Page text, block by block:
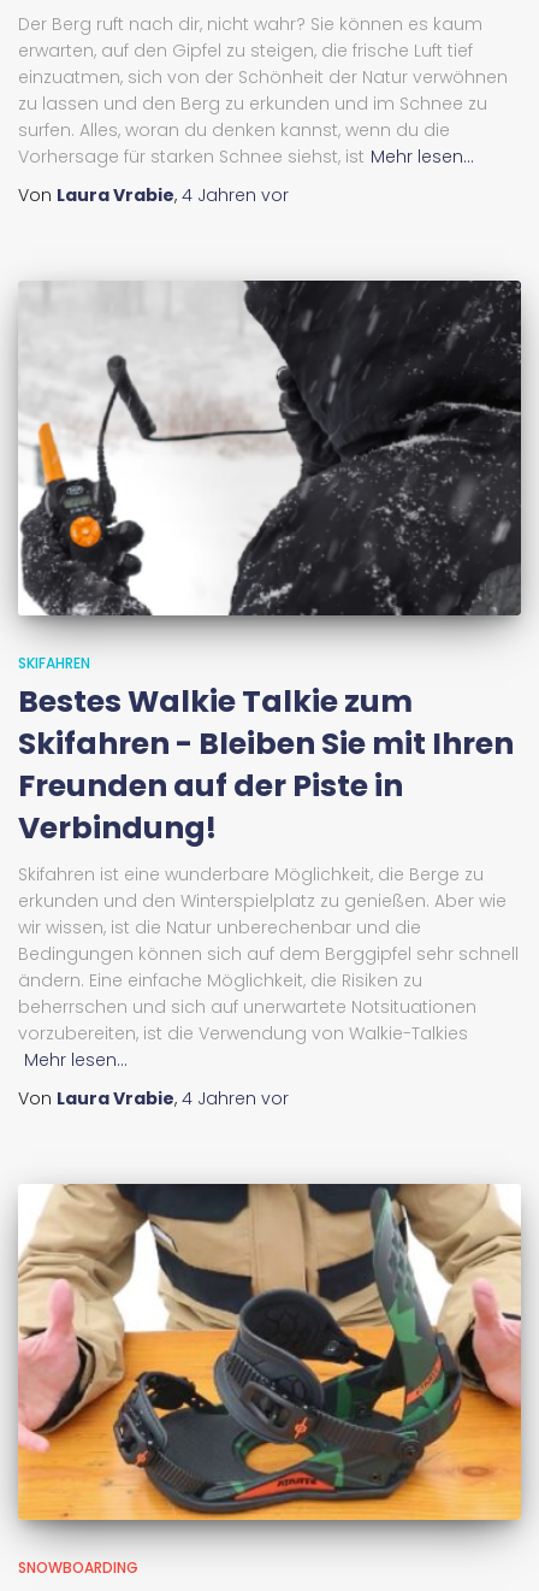
Der Berg ruft nach dir, nicht wahr? Sie können es kaum
erwarten, auf den Gipfel zu steigen, die frische Luft tief
einzuatmen, sich von der Schönheit der Natur verwöhnen
zu lassen und den Berg zu erkunden und im Schnee zu
surfen. Alles, woran du denken kannst, wenn du die
Vorhersage für starken Schnee siehst, ist Mehr lesen...
Von Laura Vrabie, 4 Jahren vor
SKIFAHREN
Bestes Walkie Talkie zum
Skifahren - Bleiben Sie mit Ihren
Freunden auf der Piste in
Verbindung!
Skifahren ist eine wunderbare Möglichkeit, die Berge zu
erkunden und den Winterspielplatz zu genießen. Aber wie
wir wissen, ist die Natur unberechenbar und die
Bedingungen können sich auf dem Berggipfel sehr schnell
ändern. Eine einfache Möglichkeit, die Risiken zu
beherrschen und sich auf unerwartete Notsituationen
vorzubereiten, ist die Verwendung von Walkie-Talkies
Mehr lesen...
Von Laura Vrabie, 4 Jahren vor
SNOWBOARDING